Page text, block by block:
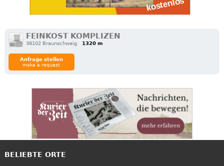
FEINKOST KOMPLIZEN
38102 Braunschweig 1320 m
Anfrage stellen
make a request
BELIEBTE ORTE